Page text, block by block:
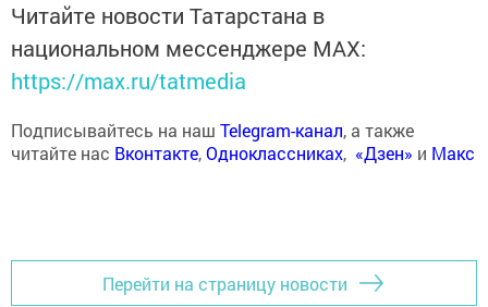
Читайте новости Татарстана в
национальном мессенджере MАХ:
https://max.ru/tatmedia
Подписывайтесь на наш Telegram-канал, а также
читайте нас Вконтакте,Одноклассниках, «Дзен» и Макс
Перейти на страницу новости